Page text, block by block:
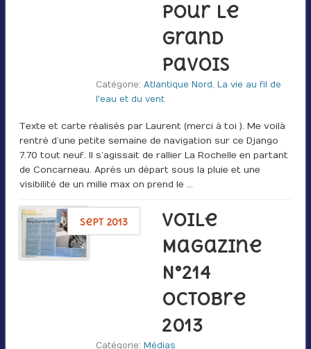
pour le
Grand
Pavois
Catégorie:Atlantique Nord , La vie au fil de
l'eau et du vent
Texte et carte réalisés par Laurent (merci à toi ). Me voilà
rentré d’une petite semaine de navigation sur ce Django
7.70 tout neuf. Il s’agissait de rallier La Rochelle en partant
de Concarneau. Après un départ sous la pluie et une
visibilité de un mille max on prend le …
sept 2013
Voile
Magazine
N°214
Octobre
2013
Catégorie: Médias